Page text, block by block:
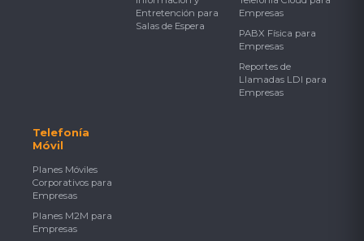
Entretención para
Salas de Espera
Empresas
PABX Física para
Empresas
Reportes de
Llamadas LDI para
Empresas
Telefonía
Móvil
Planes Móviles
Corporativos para
Empresas
Planes M2M para
Empresas